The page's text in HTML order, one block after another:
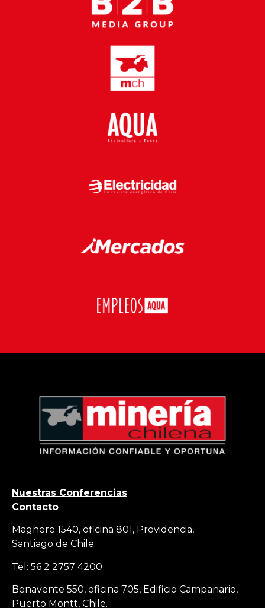
Nuestras Conferencias
Contacto
Magnere 1540, oficina 801, Providencia,
Santiago de Chile.
Tel: 56 2 2757 4200
Benavente 550, oficina 705, Edificio Campanario,
Puerto Montt, Chile.